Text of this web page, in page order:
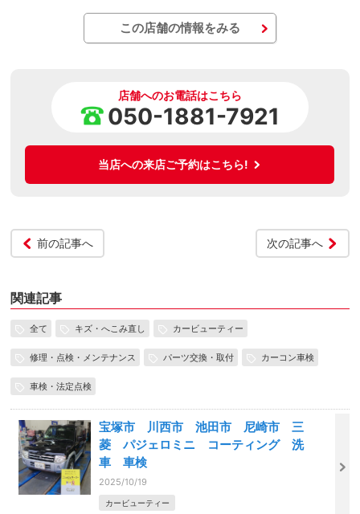
この店舗の情報をみる
店舗へのお電話はこちら
050-1881-7921
当店への来店ご予約はこちら!
前の記事へ 次の記事へ
関連記事
全て キズ・へこみ直し カービューティー
修理・点検・メンテナンス パーツ交換・取付 カーコン車検
車検・法定点検
宝塚市 川西市 池田市 尼崎市 三
菱 パジェロミニ コーティング 洗
車 車検
2025/10/19
カービューティー